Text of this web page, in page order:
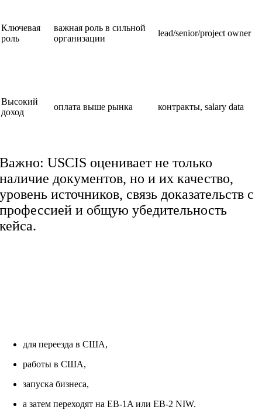
Ключевая
роль
важная роль в сильной
организации
lead/senior/project owner
Высокий
доход
оплата выше рынка контракты, salary data
Важно: USCIS оценивает не только
наличие документов, но и их качество,
уровень источников, связь доказательств с
профессией и общую убедительность
кейса.
для переезда в США,
работы в США,
запуска бизнеса,
а затем переходят на EB-1A или EB-2 NIW.